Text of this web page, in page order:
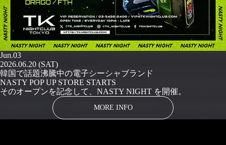
Jun.03
2026.06.20 (SAT)
韓国で話題沸騰中の電子シーシャブランド
NASTY POP UP STORE STARTS
そのオープンを記念して、NASTY NIGHT を開催。
MORE INFO